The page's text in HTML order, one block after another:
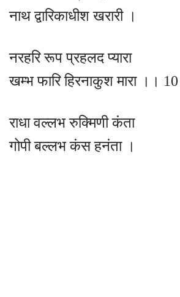
नाथ द्वारिकाधीश खरारी ।
नरहरि रूप प्रहलद प्यारा
खम्भ फारि हिरनाकुश मारा ।।
राधा वल्लभ रुक्मिणी कंता
गोपी बल्लभ कंस हनंता ।